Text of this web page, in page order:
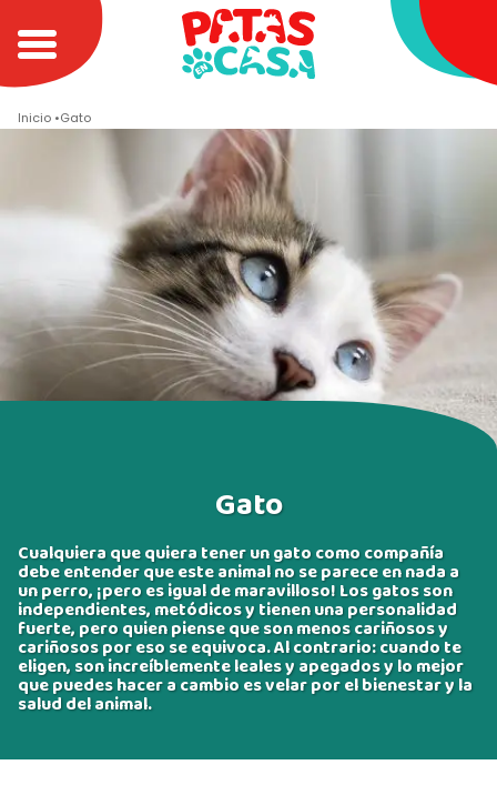
Inicio Gato
Gato
Cualquiera que quiera tener un gato como compañía
debe entender que este animal no se parece en nada a
un perro, ¡pero es igual de maravilloso! Los gatos son
independientes, metódicos y tienen una personalidad
fuerte, pero quien piense que son menos cariñosos y
cariñosos por eso se equivoca. Al contrario: cuando te
eligen, son increíblemente leales y apegados y lo mejor
que puedes hacer a cambio es velar por el bienestar y la
salud del animal.